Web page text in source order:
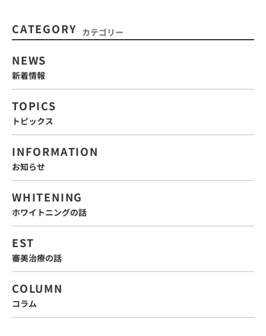
CATEGORY カテゴリー
NEWS
新着情報
TOPICS
トピックス
INFORMATION
お知らせ
WHITENING
ホワイトニングの話
EST
審美治療の話
COLUMN
コラム